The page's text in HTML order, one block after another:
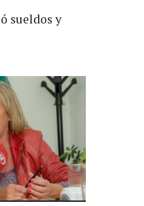
sueldos y